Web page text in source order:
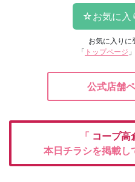
お気に入りに
「 トップページ
公式店舗
「 コープ高
本日チラシを掲載し